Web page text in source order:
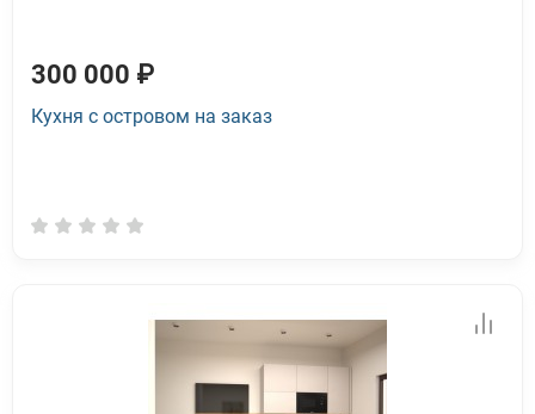
300 000 ₽
Кухня с островом на заказ